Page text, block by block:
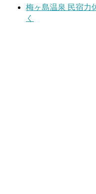
梅ヶ島温泉 民宿力
く